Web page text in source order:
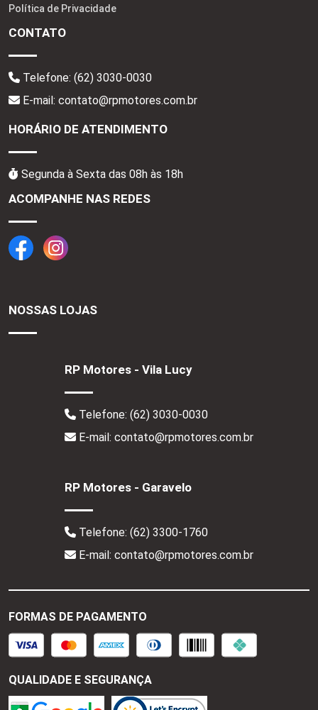
Política de Privacidade
CONTATO
Telefone: (62) 3030-0030
E-mail: contato@rpmotores.com.br
HORÁRIO DE ATENDIMENTO
Segunda à Sexta das 08h às 18h
ACOMPANHE NAS REDES
NOSSAS LOJAS
RP Motores - Vila Lucy
Telefone: (62) 3030-0030
E-mail: contato@rpmotores.com.br
RP Motores - Garavelo
Telefone: (62) 3300-1760
E-mail: contato@rpmotores.com.br
FORMAS DE PAGAMENTO
QUALIDADE E SEGURANÇA